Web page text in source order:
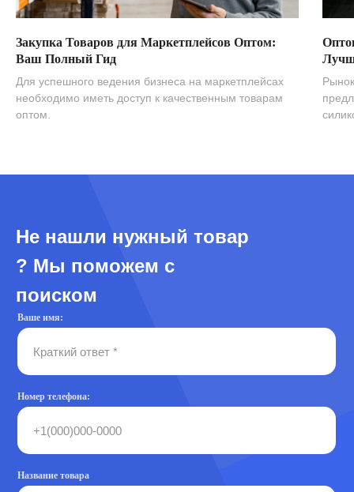
Закупка Товаров для Маркетплейсов Оптом:
Ваш Полный Гид
Для успешного ведения бизнеса на маркетплейсах
необходимо иметь доступ к качественным товарам
оптом.
Не нашли нужный товар
? Мы поможем с
поиском
Ваше имя:
Номер телефона:
Название товара